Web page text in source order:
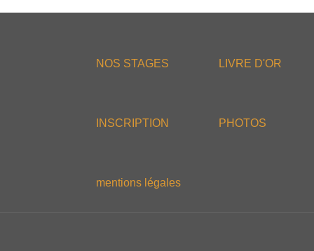
NOS STAGES
INSCRIPTION
mentions légales
LIVRE D'OR
PHOTOS